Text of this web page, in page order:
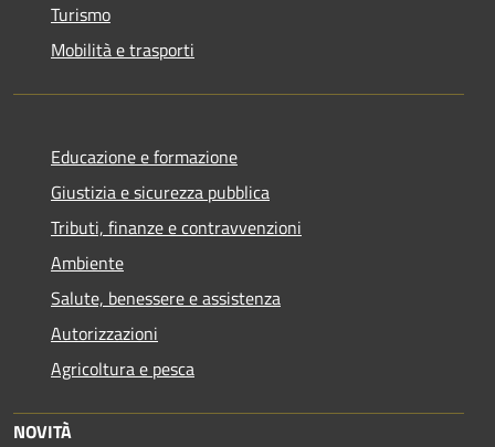
Turismo
Mobilità e trasporti
Educazione e formazione
Giustizia e sicurezza pubblica
Tributi, finanze e contravvenzioni
Ambiente
Salute, benessere e assistenza
Autorizzazioni
Agricoltura e pesca
NOVITÀ